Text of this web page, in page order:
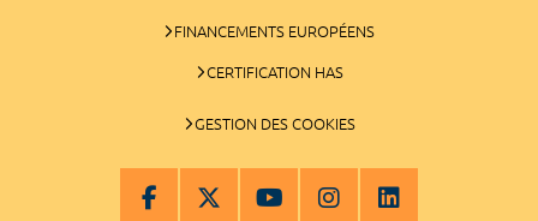
FINANCEMENTS EUROPÉENS
CERTIFICATION HAS
GESTION DES COOKIES